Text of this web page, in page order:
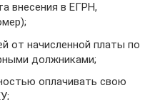
внесения в ЕГРН,
от начисленной платы по
должниками;
оплачивать свою